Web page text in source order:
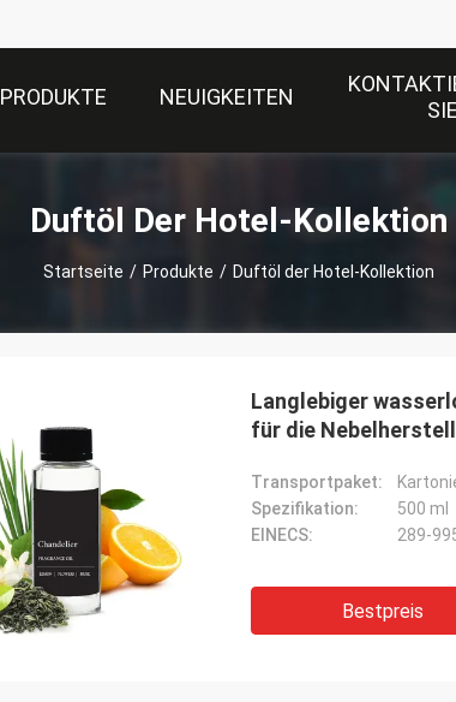
PRODUKTE NEUIGKEITEN
Duftöl Der Hotel-Kollektion
Startseite / Produkte / Duftöl der Hotel-Kollektion
Langlebiger
für die
Transportpaket:
Spezifikation:
500 ml
EINECS:
289-
Bestpreis